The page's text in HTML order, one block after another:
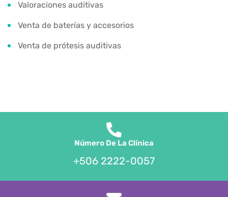
Valoraciones auditivas
Venta de baterías y accesorios
Venta de prótesis auditivas
Número De La Clínica
+506 2222-0057